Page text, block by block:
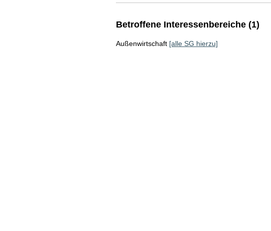
Betroffene Interessenbereiche (1)
Außenwirtschaft [alle SG hierzu]